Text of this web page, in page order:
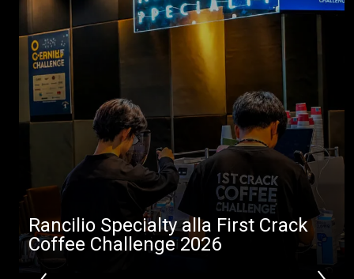
Rancilio Specialty alla First Crack
Coffee Challenge 2026